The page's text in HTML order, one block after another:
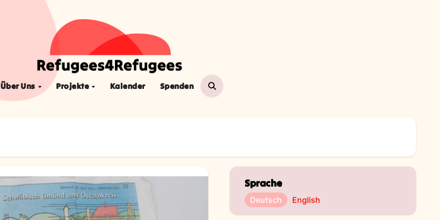
Über Uns Projekte Kalender Spenden
Sprache
Deutsch English